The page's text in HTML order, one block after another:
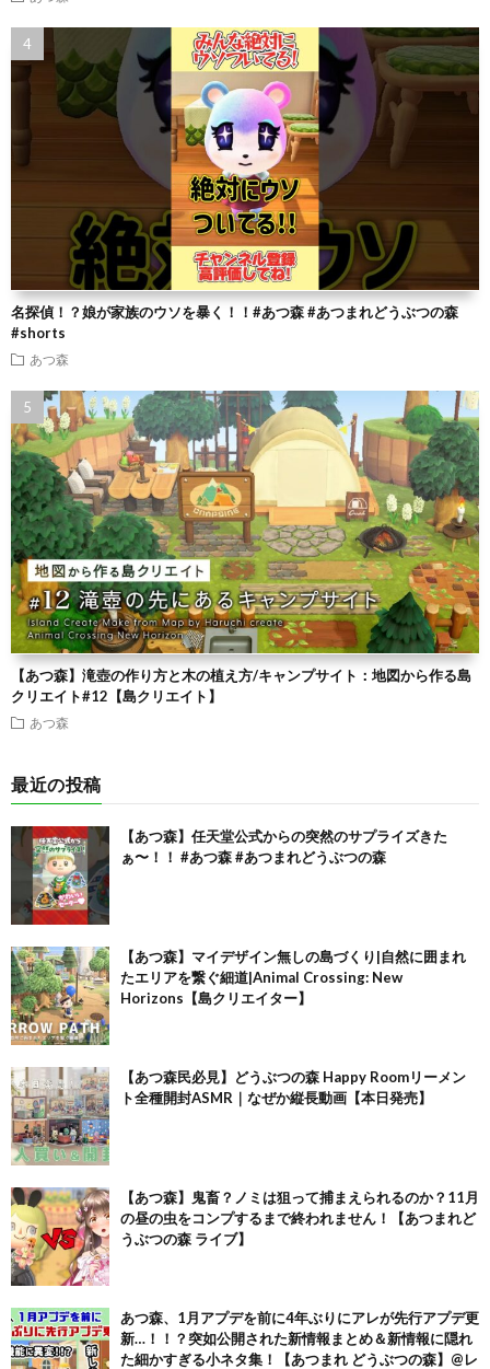
名探偵！？娘が家族のウソを暴く！！#あつ森 #あつまれどうぶつの森
#shorts
あつ森
【あつ森】滝壺の作り方と木の植え方/キャンプサイト：地図から作る島
クリエイト#12【島クリエイト】
あつ森
最近の投稿
【あつ森】任天堂公式からの突然のサプライズきた
ぁ〜！！ #あつ森 #あつまれどうぶつの森
【あつ森】マイデザイン無しの島づくり|自然に囲まれ
たエリアを繋ぐ細道|Animal Crossing: New
Horizons【島クリエイター】
【あつ森民必見】どうぶつの森 Happy Roomリーメン
ト全種開封ASMR｜なぜか縦長動画【本日発売】
【あつ森】鬼畜？ノミは狙って捕まえられるのか？11月
の昼の虫をコンプするまで終われません！【あつまれど
うぶつの森 ライブ】
あつ森、1月アプデを前に4年ぶりにアレが先行アプデ更
新…！！？突如公開された新情報まとめ＆新情報に隠れ
た細かすぎる小ネタ集！【あつまれ どうぶつの森】@レ